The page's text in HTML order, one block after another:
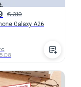
€ 319
Galaxy A26